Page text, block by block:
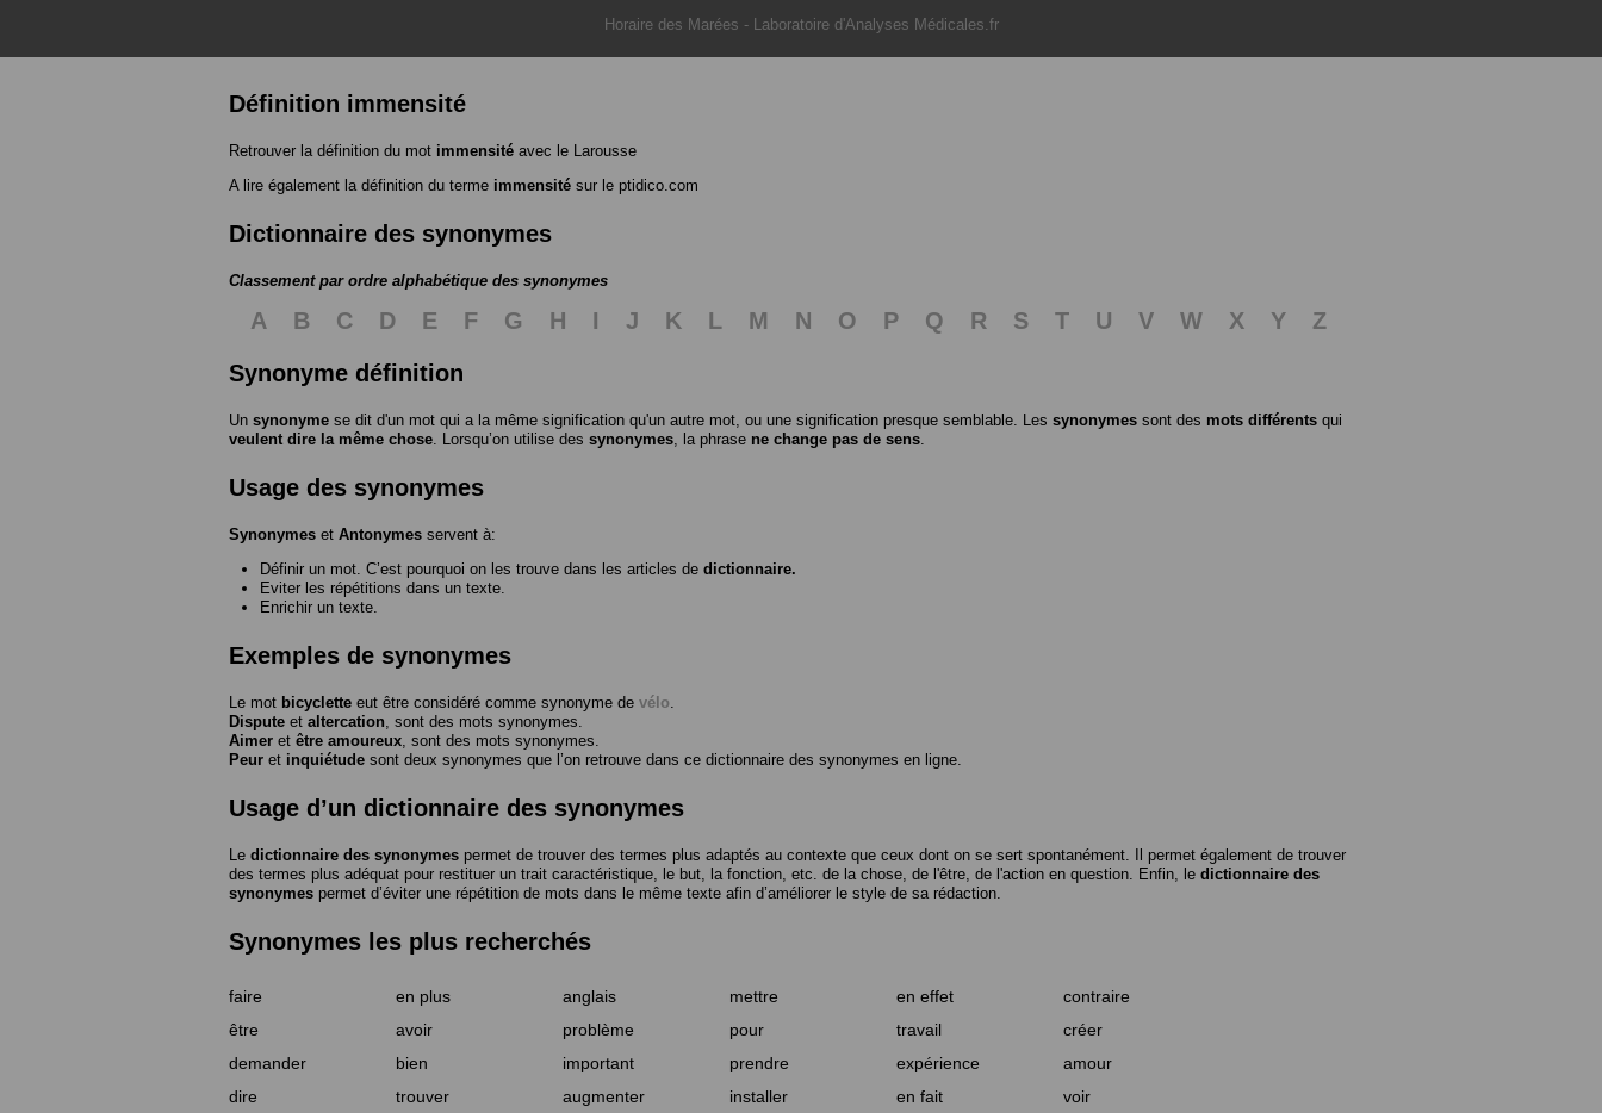
Horaire des Marées - Laboratoire d'Analyses Médicales.fr
Définition immensité
Retrouver la définition du mot immensité avec le Larousse
A lire également la définition du terme immensité sur le ptidico.com
Dictionnaire des synonymes
Classement par ordre alphabétique des synonymes
A B C D E F G H I J K L M N O P Q R S T U V W X Y
Z
Synonyme définition
Un synonyme se dit d'un mot qui a la même signification qu'un autre mot, ou une signification presque semblable. Les synonymes sont des mots différents qui
veulent dire la même chose . Lorsqu’on utilise des synonymes , la phrase ne change pas de sens
Usage des synonymes
Synonymes et Antonymes servent à:
Définir un mot. C’est pourquoi on les trouve dans les articles de dictionnaire.
Eviter les répétitions dans un texte.
Enrichir un texte.
Exemples de synonymes
Le mot bicyclette eut être considéré comme synonyme de vélo
Dispute et altercation , sont des mots synonymes.
Aimer et être amoureux , sont des mots synonymes.
Peur et inquiétude sont deux synonymes que l’on retrouve dans ce dictionnaire des synonymes en ligne.
Usage d’un dictionnaire des synonymes
Le dictionnaire des synonymes permet de trouver des termes plus adaptés au contexte que ceux dont on se sert spontanément. Il permet également de trouver
des termes plus adéquat pour restituer un trait caractéristique, le but, la fonction, etc. de la chose, de l'être, de l'action en question. Enfin, le dictionnaire des
synonymes permet d’éviter une répétition de mots dans le même texte afin d’améliorer le style de sa rédaction.
Synonymes les plus recherchés
faire en plus anglais mettre en effet
contraire
être
avoir problème pour travail
créer
demander
bien important prendre expérience
amour
dire
trouver augmenter installer en fait voir